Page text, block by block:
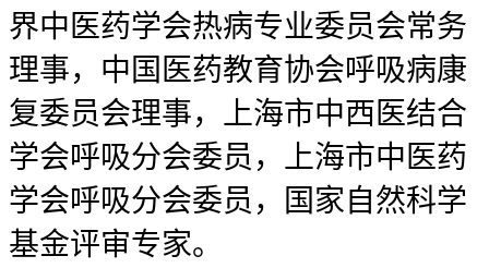
界中医药学会热病专业委员会常务
理事，中国医药教育协会呼吸病康
复委员会理事，上海市中西医结合
学会呼吸分会委员，上海市中医药
学会呼吸分会委员，国家自然科学
基金评审专家。